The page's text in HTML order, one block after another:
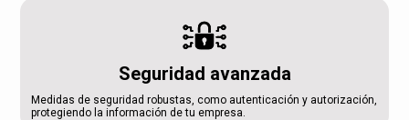
Seguridad avanzada
Medidas de seguridad robustas, como autenticación y autorización,
protegiendo la información de tu empresa.